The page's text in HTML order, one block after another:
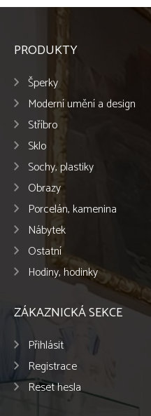
PRODUKTY
Šperky
Moderní umění a design
Stříbro
Sklo
Sochy, plastiky
Obrazy
Porcelán, kamenina
Nábytek
Ostatní
Hodiny, hodinky
ZÁKAZNICKÁ SEKCE
Přihlásit
Registrace
Reset hesla